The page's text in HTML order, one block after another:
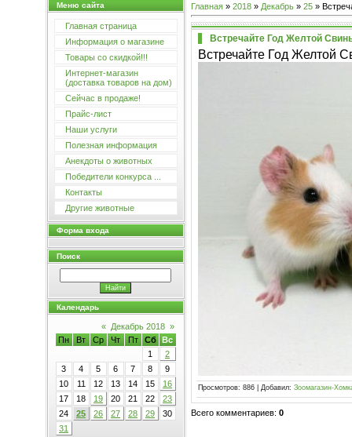
Меню сайта
Главная страница
Информация о магазине
Товары со скидкой!!!
Интернет-магазин
(доставка товаров на дом)
Сейчас в продаже!
Прайс-лист
Наши услуги
Полезная информация
Анекдоты о животных
Победители конкурса ...
Контакты
Другие животные
Форма входа
Поиск
Календарь
« Декабрь 2018 »
Пн
Вт Ср Чт Пт Сб
Вс
1
2
3
4 5 6 7 8
9
10
11 12 13 14 15
16
17
18 19 20 21 22
23
24
25 26 27 28 29
30
31
Главная» 2018 » Декабрь » 25»
Встречайте Год Желтой
Встречайте Год Желтой
Просмотров: 886| Добавил: Зоомагазин-
Всего комментариев: 0